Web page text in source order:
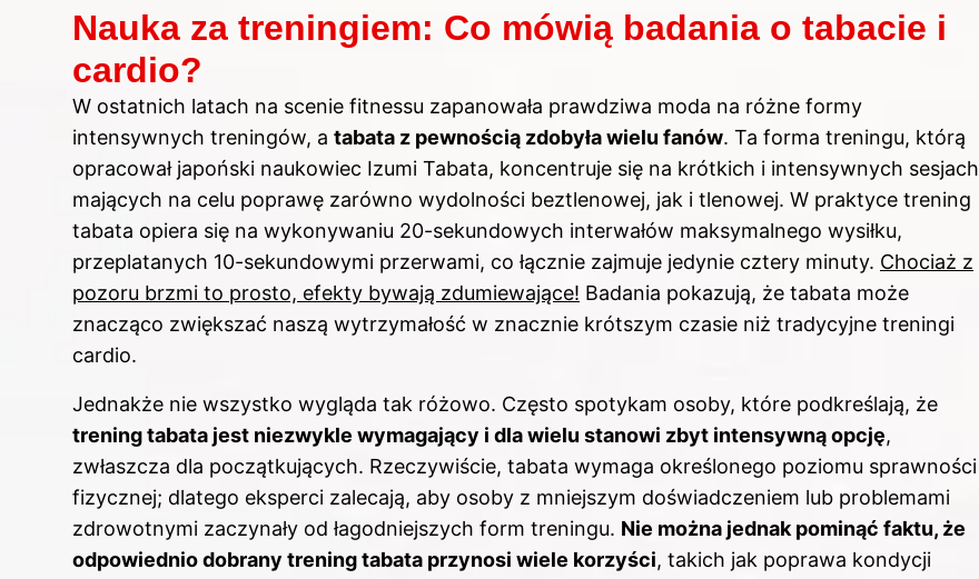
Nauka za treningiem: Co mówią badania o tabacie i
cardio?
W ostatnich latach na scenie fitnessu zapanowała prawdziwa moda na różne formy
intensywnych treningów, a tabata z pewnością zdobyła wielu fanów. Ta forma treningu, którą
opracował japoński naukowiec Izumi Tabata, koncentruje się na krótkich i intensywnych sesjach
mających na celu poprawę zarówno wydolności beztlenowej, jak i tlenowej. W praktyce trening
tabata opiera się na wykonywaniu 20-sekundowych interwałów maksymalnego wysiłku,
przeplatanych 10-sekundowymi przerwami, co łącznie zajmuje jedynie cztery minuty. Chociaż z
pozoru brzmi to prosto, efekty bywają zdumiewające! Badania pokazują, że tabata może
znacząco zwiększać naszą wytrzymałość w znacznie krótszym czasie niż tradycyjne treningi
cardio.
Jednakże nie wszystko wygląda tak różowo. Często spotykam osoby, które podkreślają, że
trening tabata jest niezwykle wymagający i dla wielu stanowi zbyt intensywną opcję,
zwłaszcza dla początkujących. Rzeczywiście, tabata wymaga określonego poziomu sprawności
fizycznej; dlatego eksperci zalecają, aby osoby z mniejszym doświadczeniem lub problemami
zdrowotnymi zaczynały od łagodniejszych form treningu. Nie można jednak pominąć faktu, że
odpowiednio dobrany trening tabata przynosi wiele korzyści, takich jak poprawa kondycji